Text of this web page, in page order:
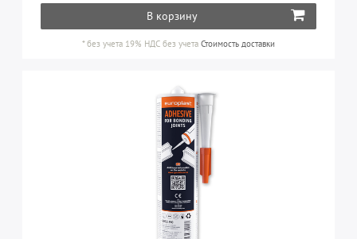
В корзину
*без учета 19% НДС без учета Стоимость доставки